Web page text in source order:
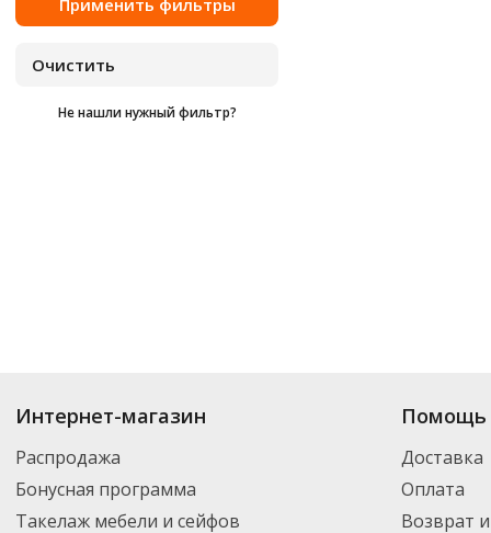
Не нашли нужный фильтр?
Купить
. В ассортименте интернет-магазина
товар и добавить его в корзину для дальнейшего оформления
компанией DPD. Для постоянных клиентов - скидка, минимальный
Интернет-магазин
Распродажа
Бонусная программа
Такелаж мебели и сейфов
Помощь
Доставка
Оплата
Возврат